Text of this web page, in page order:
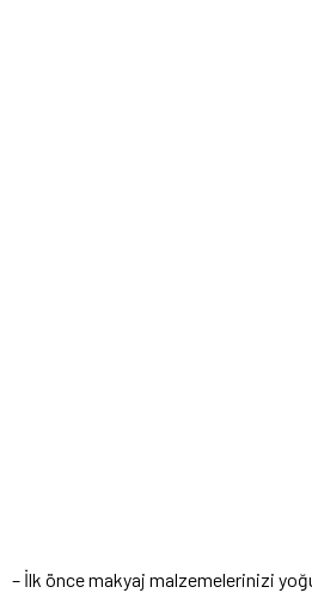
– İlk önce makyaj malzemelerinizi